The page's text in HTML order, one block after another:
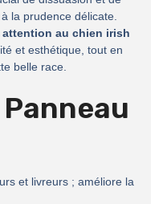
la prudence délicate.
attention au chien irish
et esthétique, tout en
belle race.
et livreurs ; améliore la